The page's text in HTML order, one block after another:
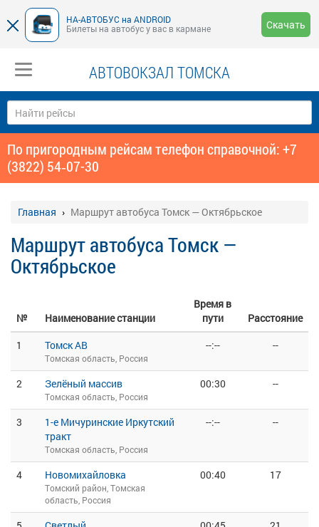
НА-АВТОБУС на ANDROID
Билеты на автобус у вас в кармане
Скачать
АВТОВОКЗАЛ ТОМСКА
По пригородным рейсам телефон справочной: +7
(3822) 54‑07-30
Главная Маршрут автобуса Томск — Октябрьское
Маршрут автобуса Томск —
Октябрьское
№ Наименование станции
Время в
пути
Расстояние
1
Томск АВ
Томская область, Россия
--:-- --
2 Зелёный массив
Томская область, Россия
00:30 --
3
1-е Мичуринские Иркутский
тракт
Томская область, Россия
--:-- --
4 Новомихайловка
Томский район, Томская
область, Россия
00:40 17